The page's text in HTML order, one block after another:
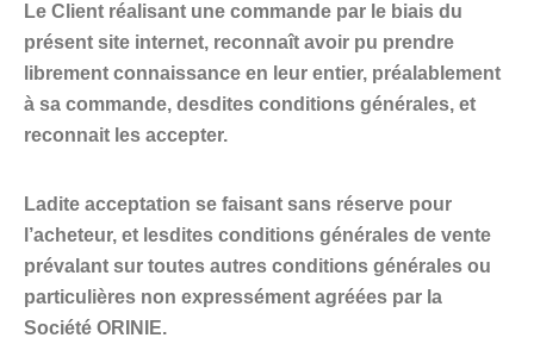
Le Client réalisant une commande par le biais du
présent site internet, reconnaît avoir pu prendre
librement connaissance en leur entier, préalablement
à sa commande, desdites conditions générales, et
reconnait les accepter.
Ladite acceptation se faisant sans réserve pour
l’acheteur, et lesdites conditions générales de vente
prévalant sur toutes autres conditions générales ou
particulières non expressément agréées par la
Société ORINIE.